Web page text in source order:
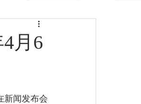
月6